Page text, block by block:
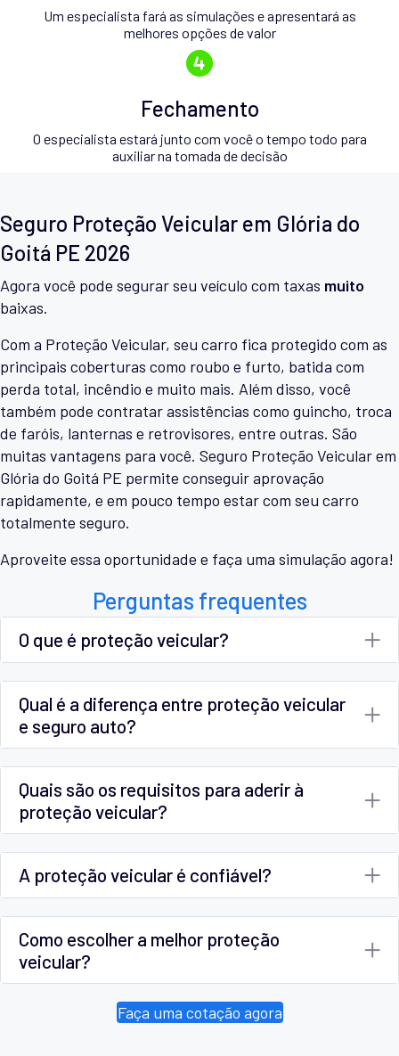
Um especialista fará as simulações e apresentará as
melhores opções de valor
Fechamento
O especialista estará junto com você o tempo todo para
auxiliar na tomada de decisão
Seguro Proteção Veicular em Glória do
Goitá PE 2026
Agora você pode segurar seu veículo com taxas muito
baixas.
Com a Proteção Veicular, seu carro fica protegido com as
principais coberturas como roubo e furto, batida com
perda total, incêndio e muito mais. Além disso, você
também pode contratar assistências como guincho, troca
de faróis, lanternas e retrovisores, entre outras. São
muitas vantagens para você. Seguro Proteção Veicular em
Glória do Goitá PE permite conseguir aprovação
rapidamente, e em pouco tempo estar com seu carro
totalmente seguro.
Aproveite essa oportunidade e faça uma simulação agora!
Perguntas frequentes
O que é proteção veicular?
Qual é a diferença entre proteção veicular
e seguro auto?
Quais são os requisitos para aderir à
proteção veicular?
A proteção veicular é confiável?
Como escolher a melhor proteção
veicular?
Faça uma cotação agora